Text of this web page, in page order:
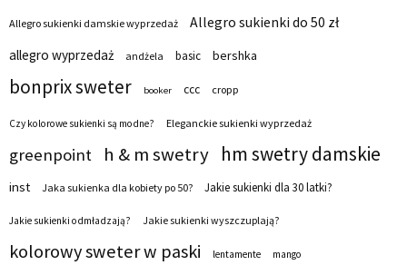
Allegro sukienki damskie wyprzedaż
Allegro sukienki do 50 zł
allegro wyprzedaż
andżela basic bershka
bonprix sweter booker ccc cropp
Czy kolorowe sukienki są modne? Eleganckie sukienki wyprzedaż
greenpoint h & m swetry hm swetry damskie
inst Jaka sukienka dla kobiety po 50? Jakie sukienki dla 30 latki?
Jakie sukienki odmładzają? Jakie sukienki wyszczuplają?
kolorowy sweter w paski lentamente mango